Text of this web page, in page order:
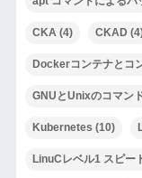
CKA (4) CKAD
Dockerコンテナとコ
GNUとUnixのコマン
Kubernetes (10)
LinuCレベル1 スピー